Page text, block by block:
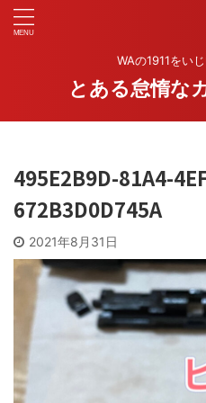
WAの1911をい
とある怠惰な
495E2B9D-81A4-
672B3D0D745A
2021年8月31日